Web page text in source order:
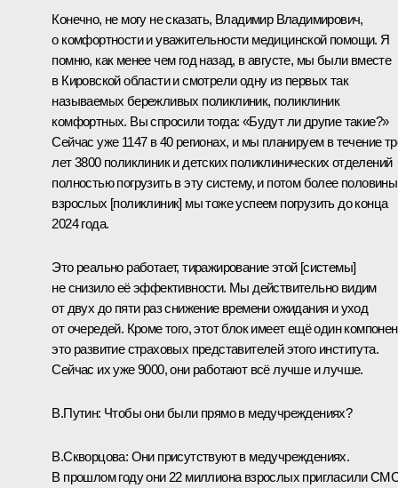
Конечно, не могу не сказать, Владимир Владимирович,
о комфортности и уважительности медицинской помощи. Я
помню, как менее чем год назад, в августе, мы были вместе
в Кировской области и смотрели одну из первых так
называемых бережливых поликлиник, поликлиник
комфортных. Вы спросили тогда: «Будут ли другие такие?»
Сейчас уже 1147 в 40 регионах, и мы планируем в течение
лет 3800 поликлиник и детских поликлинических отделений
полностью погрузить в эту систему, и потом более половины
взрослых [поликлиник] мы тоже успеем погрузить до конца
2024 года.
Это реально работает, тиражирование этой [системы]
не снизило её эффективности. Мы действительно видим
от двух до пяти раз снижение времени ожидания и уход
от очередей. Кроме того, этот блок имеет ещё один
это развитие страховых представителей этого института.
Сейчас их уже 9000, они работают всё лучше и лучше.
В.Путин: Чтобы они были прямо в медучреждениях?
В.Скворцова: Они присутствуют в медучреждениях.
В прошлом году они 22 миллиона взрослых пригласили